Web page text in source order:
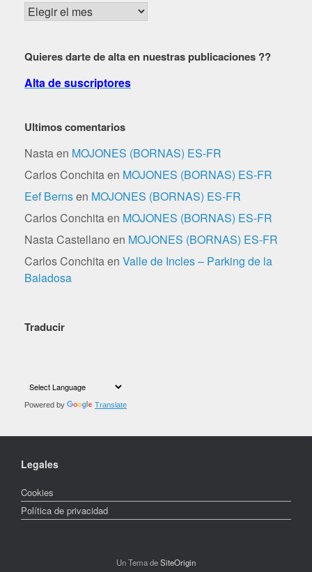
Buscar
por
Quieres darte de alta en nuestras publicaciones ??
Alta de suscriptores
Ultimos comentarios
Nasta en MOJONES (BORNAS) ES-FR
Carlos Conchita en MOJONES (BORNAS) ES-FR
Eef Bernsen MOJONES (BORNAS) ES-FR
Carlos Conchita en MOJONES (BORNAS) ES-FR
Nasta Castellano en MOJONES (BORNAS) ES-FR
Carlos Conchita en Valle de Incles – Parking de la
Baladosa
Traducir
Powered by Translate
Legales
Cookies
Política de privacidad
Un Tema deSiteOrigin